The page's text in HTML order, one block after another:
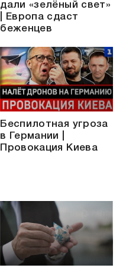
дали «зелёный свет»
| Европа сдаст
беженцев
Беспилотная угроза
в Германии |
Провокация Киева